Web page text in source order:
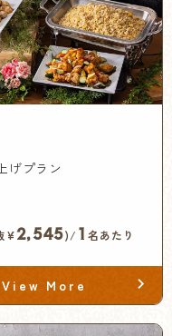
げプラン
¥2,545)/ 1 名あたり
View More